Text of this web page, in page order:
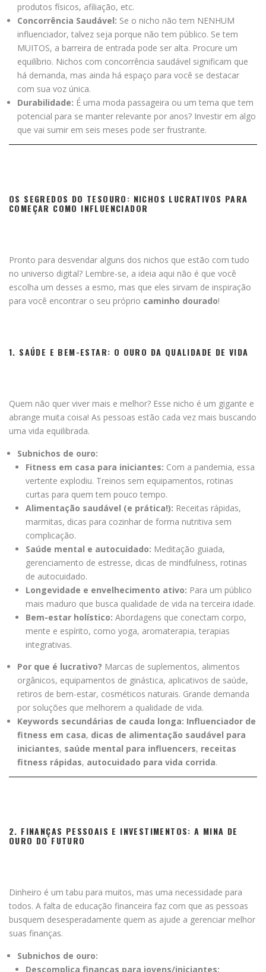
produtos físicos, afiliação, etc.
Concorrência Saudável: Se o nicho não tem NENHUM
influenciador, talvez seja porque não tem público. Se tem
MUITOS, a barreira de entrada pode ser alta. Procure um
equilíbrio. Nichos com concorrência saudável significam que
há demanda, mas ainda há espaço para você se destacar
com sua voz única.
Durabilidade: É uma moda passageira ou um tema que tem
potencial para se manter relevante por anos? Investir em algo
que vai sumir em seis meses pode ser frustrante.
OS SEGREDOS DO TESOURO: NICHOS LUCRATIVOS PARA
COMEÇAR COMO INFLUENCIADOR
Pronto para desvendar alguns dos nichos que estão com tudo
no universo digital? Lembre-se, a ideia aqui não é que você
escolha um desses a esmo, mas que eles sirvam de inspiração
para você encontrar o seu próprio caminho dourado!
1. SAÚDE E BEM-ESTAR: O OURO DA QUALIDADE DE VIDA
Quem não quer viver mais e melhor? Esse nicho é um gigante e
abrange muita coisa! As pessoas estão cada vez mais buscando
uma vida equilibrada.
Subnichos de ouro:
Fitness em casa para iniciantes: Com a pandemia, essa
vertente explodiu. Treinos sem equipamentos, rotinas
curtas para quem tem pouco tempo.
Alimentação saudável (e prática!): Receitas rápidas,
marmitas, dicas para cozinhar de forma nutritiva sem
complicação.
Saúde mental e autocuidado: Meditação guiada,
gerenciamento de estresse, dicas de mindfulness, rotinas
de autocuidado.
Longevidade e envelhecimento ativo: Para um público
mais maduro que busca qualidade de vida na terceira idade.
Bem-estar holístico: Abordagens que conectam corpo,
mente e espírito, como yoga, aromaterapia, terapias
integrativas.
Por que é lucrativo? Marcas de suplementos, alimentos
orgânicos, equipamentos de ginástica, aplicativos de saúde,
retiros de bem-estar, cosméticos naturais. Grande demanda
por soluções que melhorem a qualidade de vida.
Keywords secundárias de cauda longa: Influenciador de
fitness em casa, dicas de alimentação saudável para
iniciantes, saúde mental para influencers, receitas
fitness rápidas, autocuidado para vida corrida.
2. FINANÇAS PESSOAIS E INVESTIMENTOS: A MINA DE
OURO DO FUTURO
Dinheiro é um tabu para muitos, mas uma necessidade para
todos. A falta de educação financeira faz com que as pessoas
busquem desesperadamente quem as ajude a gerenciar melhor
suas finanças.
Subnichos de ouro:
Descomplica finanças para jovens/iniciantes: